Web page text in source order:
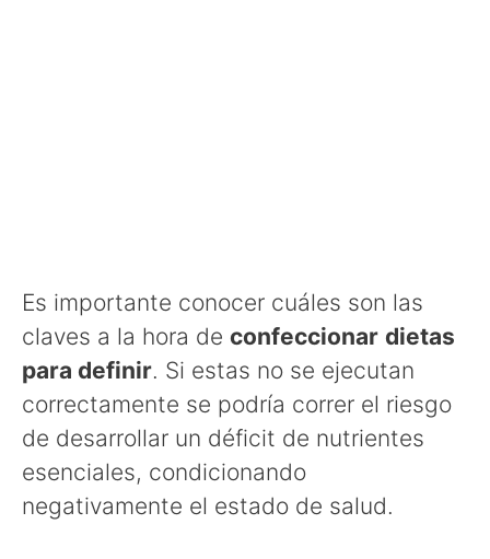
Es importante conocer cuáles son las
claves a la hora de confeccionar dietas
para definir. Si estas no se ejecutan
correctamente se podría correr el riesgo
de desarrollar un déficit de nutrientes
esenciales, condicionando
negativamente el estado de salud.